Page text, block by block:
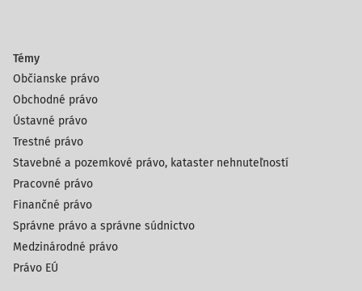
Témy
Občianske právo
Obchodné právo
Ústavné právo
Trestné právo
Stavebné a pozemkové právo, kataster nehnuteľností
Pracovné právo
Finančné právo
Správne právo a správne súdnictvo
Medzinárodné právo
Právo EÚ